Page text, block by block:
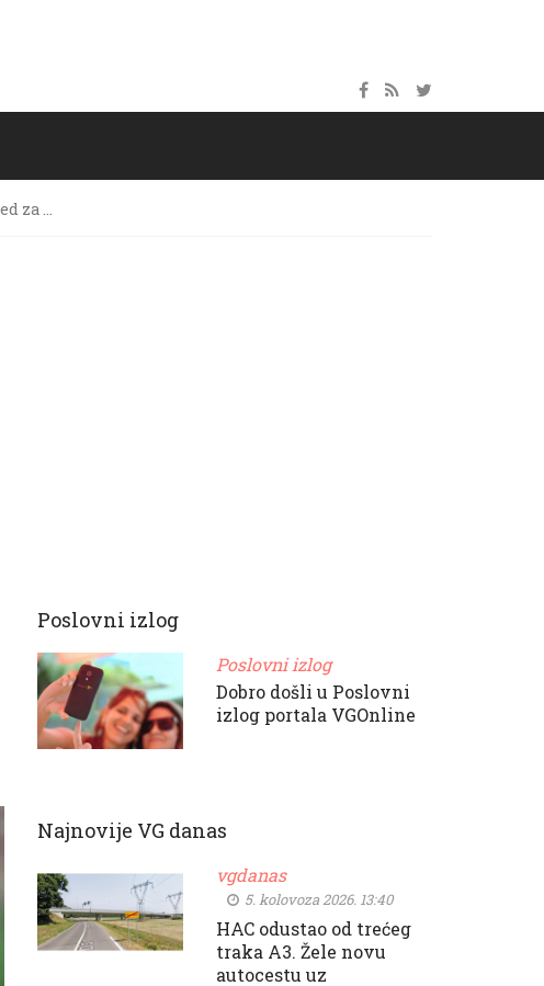
za …
Poslovni izlog
Poslovni izlog
Dobro došli u Poslovni
izlog portala VGOnline
Najnovije VG danas
vgdanas
5. kolovoza 2026. 13:40
HAC odustao od trećeg
traka A3. Žele novu
autocestu uz